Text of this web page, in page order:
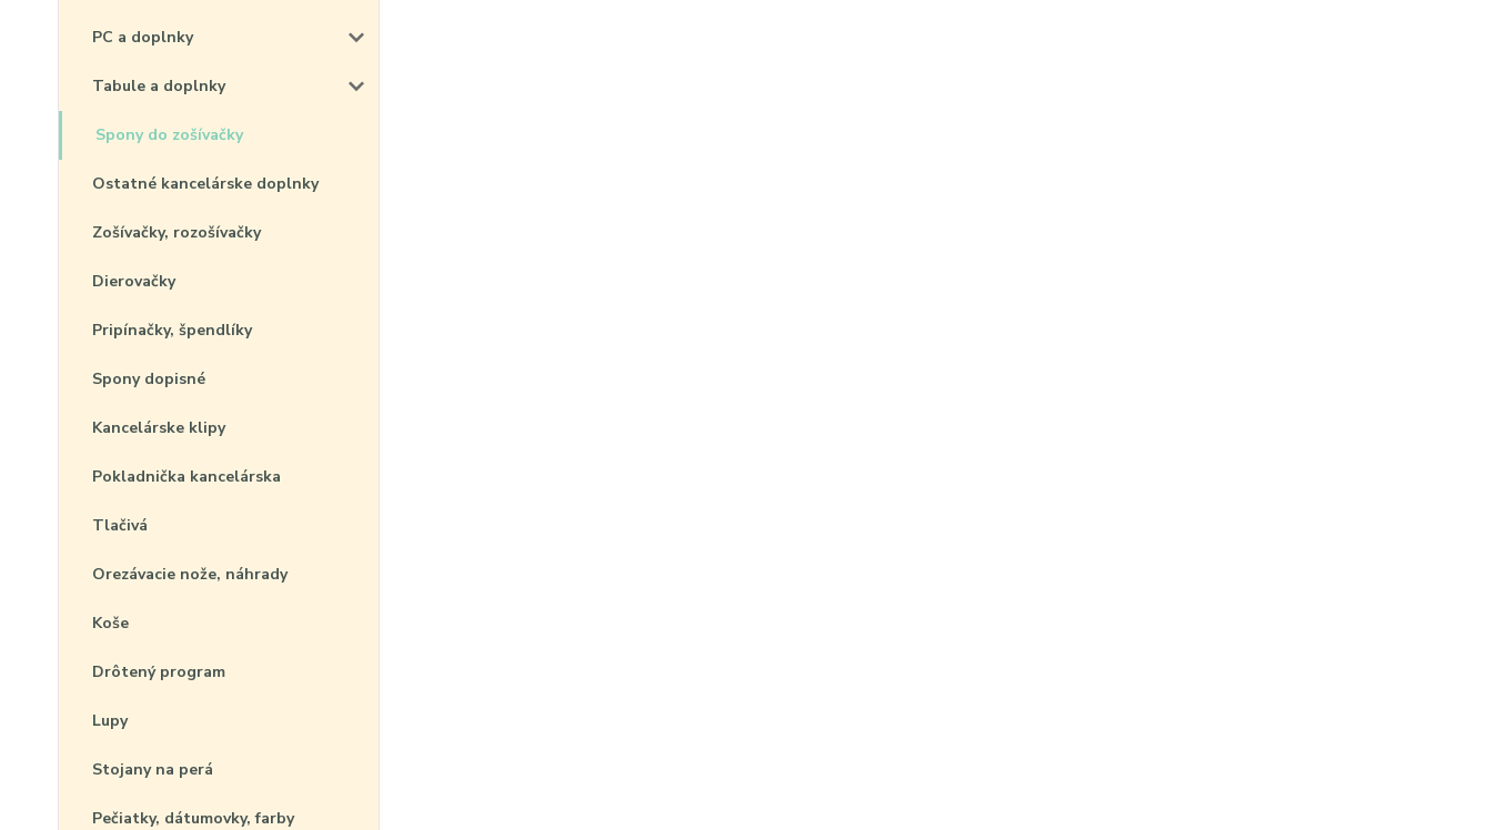
PC a doplnky
Tabule a doplnky
Spony do zošívačky
Ostatné kancelárske doplnky
Zošívačky, rozošívačky
Dierovačky
Pripínačky, špendlíky
Spony dopisné
Kancelárske klipy
Pokladnička kancelárska
Tlačivá
Orezávacie nože, náhrady
Koše
Drôtený program
Lupy
Stojany na perá
Pečiatky, dátumovky, farby